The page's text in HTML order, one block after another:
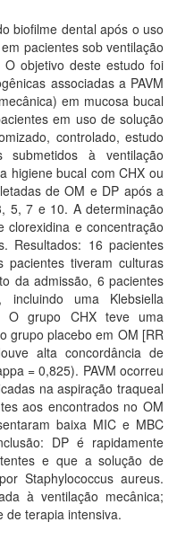
biofilme dental após o uso
pacientes sob ventilação
objetivo deste estudo foi
associadas a PAVM
em mucosa bucal
em uso de solução
controlado, estudo
submetidos à ventilação
higiene bucal com CHX ou
de OM e DP após a
5, 7 e 10. A determinação
clorexidina e concentração
Resultados: 16 pacientes
tiveram culturas
da admissão, 6 pacientes
incluindo uma Klebsiella
O grupo CHX teve uma
grupo placebo em OM [RR
alta concordância de
= 0,825). PAVM ocorreu
na aspiração traqueal
aos encontrados no OM
baixa MIC e MBC
DP é rapidamente
e que a solução de
Staphylococcus aureus.
à ventilação mecânica;
de terapia intensiva.